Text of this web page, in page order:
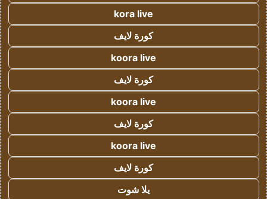
kora live
كورة لايف
koora live
كورة لايف
koora live
كورة لايف
koora live
كورة لايف
يلا شوت